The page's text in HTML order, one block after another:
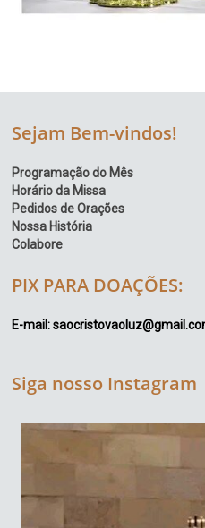
Sejam Bem-vindos!
Programação do Mês
Horário da Missa
Pedidos de Orações
Nossa História
Colabore
PIX PARA DOAÇÕES:
E-mail:
Siga nosso Instagram